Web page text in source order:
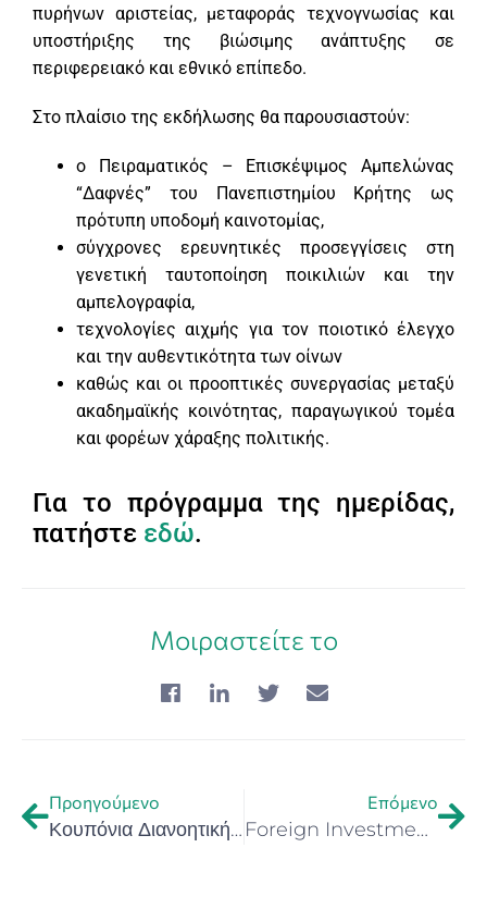
πυρήνων αριστείας, μεταφοράς τεχνογνωσίας και
υποστήριξης της βιώσιμης ανάπτυξης σε
περιφερειακό και εθνικό επίπεδο.
Στο πλαίσιο της εκδήλωσης θα παρουσιαστούν:
ο Πειραματικός – Επισκέψιμος Αμπελώνας
“Δαφνές” του Πανεπιστημίου Κρήτης ως
πρότυπη υποδομή καινοτομίας,
σύγχρονες ερευνητικές προσεγγίσεις στη
γενετική ταυτοποίηση ποικιλιών και την
αμπελογραφία,
τεχνολογίες αιχμής για τον ποιοτικό έλεγχο
και την αυθεντικότητα των οίνων
καθώς και οι προοπτικές συνεργασίας μεταξύ
ακαδημαϊκής κοινότητας, παραγωγικού τομέα
και φορέων χάραξης πολιτικής.
Για το πρόγραμμα της ημερίδας,
πατήστε εδώ.
Μοιραστείτε το
Προηγούμενο
Κουπόνια Διανοητικής Ιδιοκτησίας από το Γραφείο Διανοητικής Ιδιοκτησίας της Ευρωπαϊκής Ένωσης (EUIPO)
Επόμενο
Foreign Investment Congress – Κίεβο, 28–29 Μαΐου 2026